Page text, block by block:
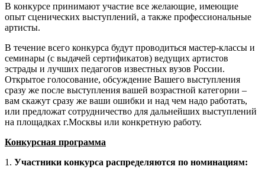
В конкурсе принимают участие все желающие, имеющие
опыт сценических выступлений, а также профессиональные
артисты.
В течение всего конкурса будут проводиться мастер-классы и
семинары (с выдачей сертификатов) ведущих артистов
эстрады и лучших педагогов известных вузов России.
Открытое голосование, обсуждение Вашего выступления
сразу же после выступления вашей возрастной категории –
вам скажут сразу же ваши ошибки и над чем надо работать,
или предложат сотрудничество для дальнейших выступлений
на площадках г.Москвы или конкретную работу.
Конкурсная программа
1. Участники конкурса распределяются по номинациям: